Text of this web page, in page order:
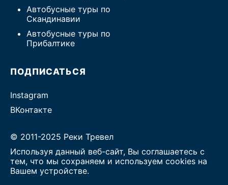
Автобусные туры по
Скандинавии
Автобусные туры по
Прибалтике
ПОДПИСАТЬСЯ
Instagram
ВКонтакте
© 2011-2025 Реки Тревел
Используя данный веб-сайт, Вы соглашаетесь с
тем, что мы сохраняем и используем cookies на
Вашем устройстве.